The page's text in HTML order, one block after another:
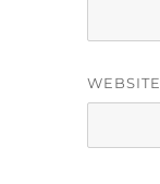
WEBSITE